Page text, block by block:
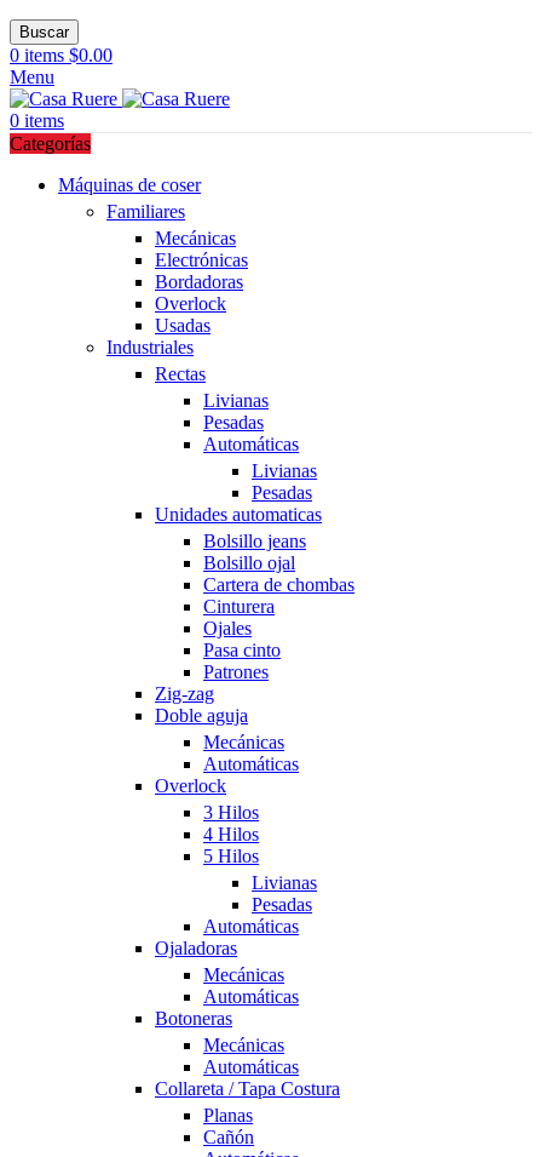
Buscar
0 items $0.00
Menu
0 items
Categorías
Máquinas de coser
Familiares
Mecánicas
Electrónicas
Bordadoras
Overlock
Usadas
Industriales
Rectas
Livianas
Pesadas
Automáticas
Livianas
Pesadas
Unidades automaticas
Bolsillo jeans
Bolsillo ojal
Cartera de chombas
Cinturera
Ojales
Pasa cinto
Patrones
Zig-zag
Doble aguja
Mecánicas
Automáticas
Overlock
3 Hilos
4 Hilos
5 Hilos
Livianas
Pesadas
Automáticas
Ojaladoras
Mecánicas
Automáticas
Botoneras
Mecánicas
Automáticas
Collareta / Tapa Costura
Planas
Cañón